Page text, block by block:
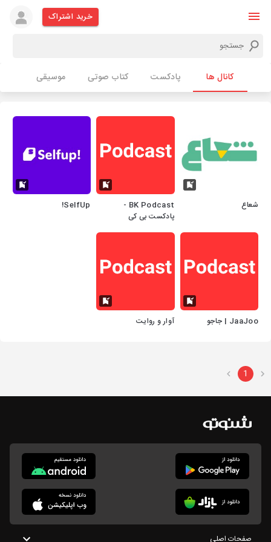
خرید اشتراک
کانال ها پادکست کتاب صوتی موسیقی
شعاع
BK Podcast -
پادکست بی کی
SelfUp!
JaaJoo | جاجو آوار و روایت
1
صفحات اصلی